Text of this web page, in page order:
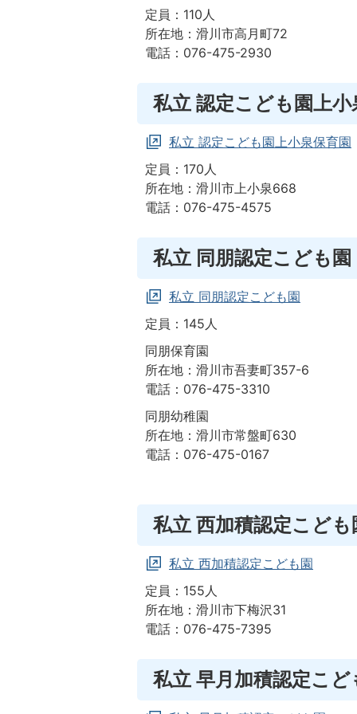
定員：110人
所在地：滑川市高月町72
電話：076-475-2930
私立 認定こども園上小
私立 認定こども園上小泉保育園
定員：170人
所在地：滑川市上小泉668
電話：076-475-4575
私立 同朋認定こども園
私立 同朋認定こども園
定員：145人
同朋保育園
所在地：滑川市吾妻町357-6
電話：076-475-3310
同朋幼稚園
所在地：滑川市常盤町630
電話：076-475-0167
私立 西加積認定こども
私立 西加積認定こども園
定員：155人
所在地：滑川市下梅沢31
電話：076-475-7395
私立 早月加積認定こど